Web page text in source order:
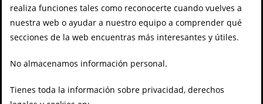
realiza funciones tales como reconocerte cuando vuelves a
nuestra web o ayudar a nuestro equipo a comprender qué
secciones de la web encuentras más interesantes y útiles.
No almacenamos información personal.
Tienes toda la información sobre privacidad, derechos